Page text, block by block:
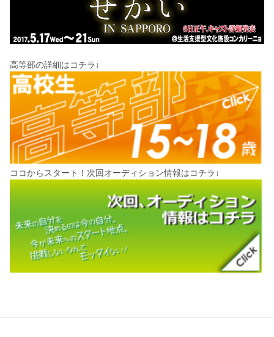
高等部の詳細はコチラ↓
ココからスタート！次回オーディション情報はコチラ↓